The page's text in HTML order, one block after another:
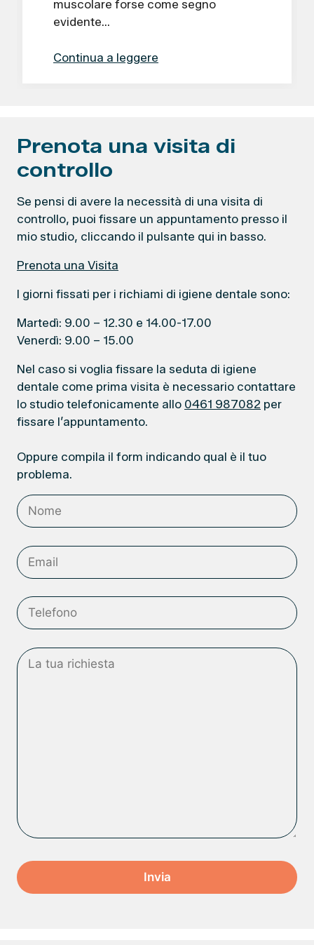
muscolare forse come segno
evidente…
Continua a leggere
Prenota una visita di
controllo
Se pensi di avere la necessità di una visita di
controllo, puoi fissare un appuntamento presso il
mio studio, cliccando il pulsante qui in basso.
Prenota una Visita
I giorni fissati per i richiami di igiene dentale sono:
Martedì: 9.00 – 12.30 e 14.00-17.00
Venerdì: 9.00 – 15.00
Nel caso si voglia fissare la seduta di igiene
dentale come prima visita è necessario contattare
lo studio telefonicamente allo 0461 987082 per
fissare l’appuntamento.
Oppure compila il form indicando qual è il tuo
problema.